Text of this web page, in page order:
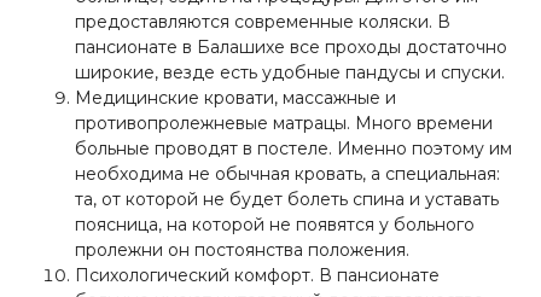
предоставляются современные коляски. В
пансионате в Балашихе все проходы достаточно
широкие, везде есть удобные пандусы и спуски.
Медицинские кровати, массажные и
противопролежневые матрацы. Много времени
больные проводят в постеле. Именно поэтому им
необходима не обычная кровать, а специальная:
та, от которой не будет болеть спина и уставать
поясница, на которой не появятся у больного
пролежни он постоянства положения.
Психологический комфорт. В пансионате